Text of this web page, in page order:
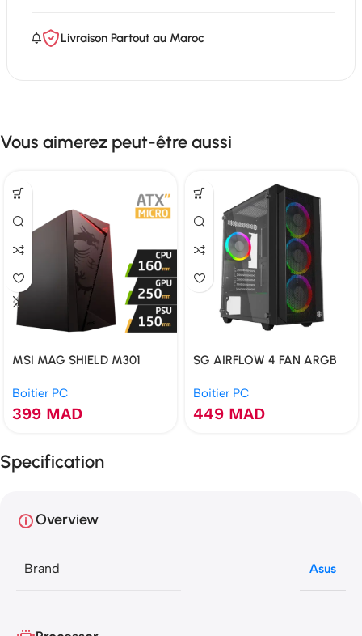
Livraison Partout au Maroc
Vous aimerez peut-être aussi
MSI MAG SHIELD M301
Boitier PC
399 MAD
SG AIRFLOW 4 FAN ARGB
Boitier PC
449 MAD
Specification
Overview
Brand Asus